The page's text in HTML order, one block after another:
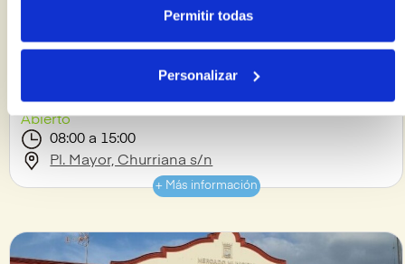
Permitir todas
Personalizar
Abierto
08:00 a 15:00
Pl. Mayor, Churriana s/n
+ Más información